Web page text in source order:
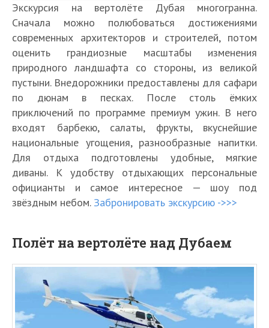
Экскурсия на вертолёте Дубая многогранна.
Сначала можно полюбоваться достижениями
современных архитекторов и строителей, потом
оценить грандиозные масштабы изменения
природного ландшафта со стороны, из великой
пустыни. Внедорожники предоставлены для сафари
по дюнам в песках. После столь ёмких
приключений по программе премиум ужин. В него
входят барбекю, салаты, фрукты, вкуснейшие
национальные угощения, разнообразные напитки.
Для отдыха подготовлены удобные, мягкие
диваны. К удобству отдыхающих персональные
официанты и самое интересное — шоу под
звёздным небом. Забронировать экскурсию ->>>
Полёт на вертолёте над Дубаем